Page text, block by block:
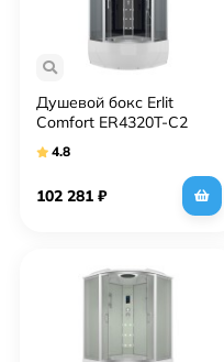
Душевой бокс Erlit
Comfort ER4320T-C2
4.8
102 281 ₽